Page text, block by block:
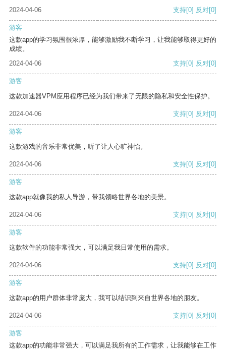
2024-04-06
支持[0] 反对[0]
游客
这款app的学习氛围很浓厚，能够激励我不断学习，让我能够取得更好的
成绩。
2024-04-06
支持[0] 反对[0]
游客
这款加速器VPM应用程序已经为我们带来了无限的隐私和安全性保护。
2024-04-06 支持[0] 反对[0]
游客
这款游戏的音乐非常优美，听了让人心旷神怡。
2024-04-06 支持[0] 反对[0]
游客
这款app就像我的私人导游，带我领略世界各地的美景。
2024-04-06 支持[0] 反对[0]
游客
这款软件的功能非常强大，可以满足我日常使用的需求。
2024-04-06 支持[0] 反对[0]
游客
这款app的用户群体非常庞大，我可以结识到来自世界各地的朋友。
2024-04-06 支持[0] 反对[0]
游客
这款app的功能非常强大，可以满足我所有的工作需求，让我能够在工作